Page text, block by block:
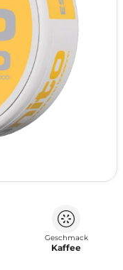
Geschmack
Kaffee